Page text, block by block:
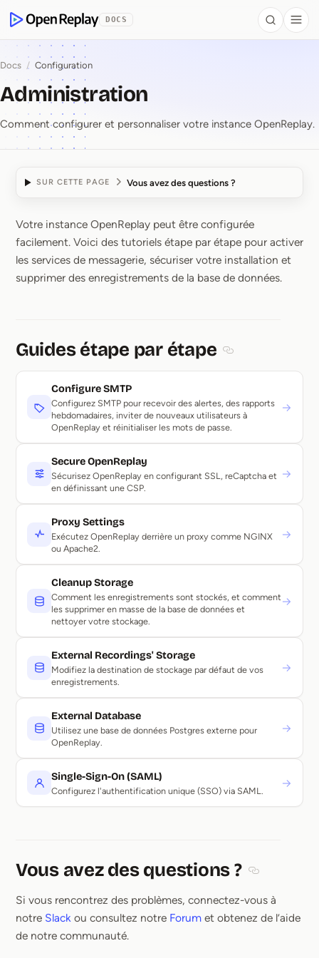
OpenReplay
DOCS Search
Docs / Configuration
Administration
Comment configurer et personnaliser votre instance OpenReplay.
SUR CETTE PAGE Vous avez des questions ?
Administration
Votre instance OpenReplay peut être configurée
facilement. Voici des tutoriels étape par étape pour activer
les services de messagerie, sécuriser votre installation et
supprimer des enregistrements de la base de données.
Guides étape par étape
Configure SMTP
Configurez SMTP pour recevoir des alertes, des rapports
hebdomadaires, inviter de nouveaux utilisateurs à
OpenReplay et réinitialiser les mots de passe.
→
Secure OpenReplay
Sécurisez OpenReplay en configurant SSL, reCaptcha et
en définissant une CSP.
→
Proxy Settings
Exécutez OpenReplay derrière un proxy comme NGINX
ou Apache2.
→
Cleanup Storage
Comment les enregistrements sont stockés, et comment
les supprimer en masse de la base de données et
nettoyer votre stockage.
→
External Recordings' Storage
Modifiez la destination de stockage par défaut de vos
enregistrements.
→
External Database
Utilisez une base de données Postgres externe pour
OpenReplay.
→
Single-Sign-On (SAML)
Configurez l'authentification unique (SSO) via SAML.
→
Vous avez des questions ?
Si vous rencontrez des problèmes, connectez-vous à
notre Slack ou consultez notre Forum et obtenez de l’aide
de notre communauté.